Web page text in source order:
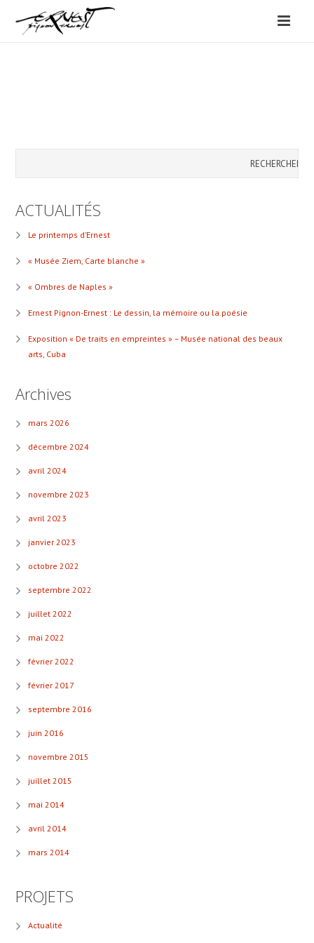
ACTUALITÉS
Le printemps d’Ernest
« Musée Ziem, Carte blanche »
« Ombres de Naples »
Ernest Pignon-Ernest : Le dessin, la mémoire ou la poésie
Exposition « De traits en empreintes » – Musée national des beaux
arts, Cuba
Archives
mars 2026
décembre 2024
avril 2024
novembre 2023
avril 2023
janvier 2023
octobre 2022
septembre 2022
juillet 2022
mai 2022
février 2022
février 2017
septembre 2016
juin 2016
novembre 2015
juillet 2015
mai 2014
avril 2014
mars 2014
PROJETS
Actualité